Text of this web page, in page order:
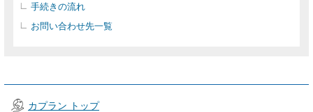
手続きの流れ
お問い合わせ先一覧
カプラン トップ